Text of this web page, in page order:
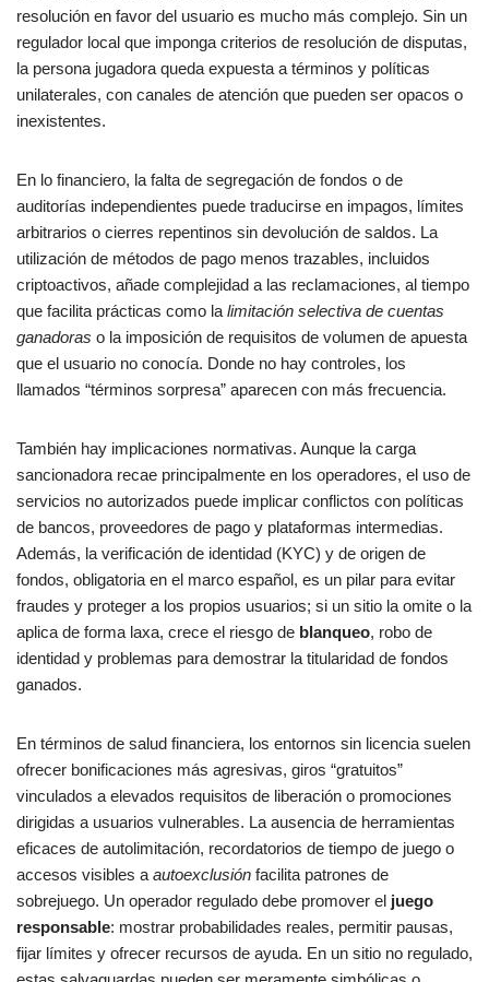
resolución en favor del usuario es mucho más complejo. Sin un
regulador local que imponga criterios de resolución de disputas,
la persona jugadora queda expuesta a términos y políticas
unilaterales, con canales de atención que pueden ser opacos o
inexistentes.
En lo financiero, la falta de segregación de fondos o de
auditorías independientes puede traducirse en impagos, límites
arbitrarios o cierres repentinos sin devolución de saldos. La
utilización de métodos de pago menos trazables, incluidos
criptoactivos, añade complejidad a las reclamaciones, al tiempo
que facilita prácticas como la limitación selectiva de cuentas
ganadoras o la imposición de requisitos de volumen de apuesta
que el usuario no conocía. Donde no hay controles, los
llamados “términos sorpresa” aparecen con más frecuencia.
También hay implicaciones normativas. Aunque la carga
sancionadora recae principalmente en los operadores, el uso de
servicios no autorizados puede implicar conflictos con políticas
de bancos, proveedores de pago y plataformas intermedias.
Además, la verificación de identidad (KYC) y de origen de
fondos, obligatoria en el marco español, es un pilar para evitar
fraudes y proteger a los propios usuarios; si un sitio la omite o la
aplica de forma laxa, crece el riesgo de blanqueo, robo de
identidad y problemas para demostrar la titularidad de fondos
ganados.
En términos de salud financiera, los entornos sin licencia suelen
ofrecer bonificaciones más agresivas, giros “gratuitos”
vinculados a elevados requisitos de liberación o promociones
dirigidas a usuarios vulnerables. La ausencia de herramientas
eficaces de autolimitación, recordatorios de tiempo de juego o
accesos visibles a autoexclusión facilita patrones de
sobrejuego. Un operador regulado debe promover el juego
responsable: mostrar probabilidades reales, permitir pausas,
fijar límites y ofrecer recursos de ayuda. En un sitio no regulado,